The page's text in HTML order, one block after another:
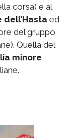
corsa) e al
ed
del gruppo
Quella del
minore